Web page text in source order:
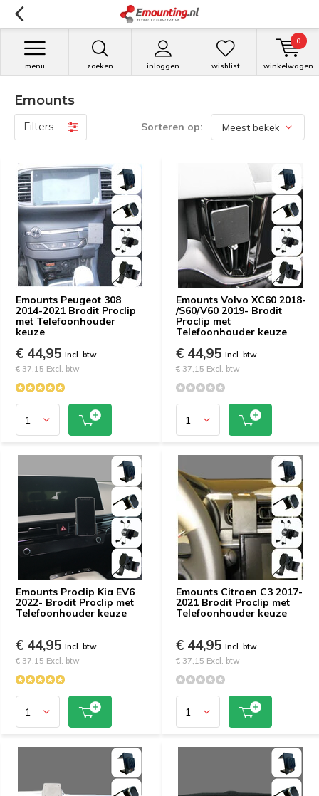
zoeken inloggen
menu wishlist winkelwagen
0
Emounts
Filters Sorteren op:
Emounts Peugeot 308
2014-2021 Brodit Proclip
met Telefoonhouder
keuze
€ 44,95 Incl. btw
€ 37,15 Excl. btw
Emounts Volvo XC60 2018-
/S60/V60 2019- Brodit
Proclip met
Telefoonhouder keuze
€ 44,95 Incl. btw
€ 37,15 Excl. btw
Emounts Proclip Kia EV6
2022- Brodit Proclip met
Telefoonhouder keuze
€ 44,95 Incl. btw
€ 37,15 Excl. btw
Emounts Citroen C3 2017-
2021 Brodit Proclip met
Telefoonhouder keuze
€ 44,95 Incl. btw
€ 37,15 Excl. btw